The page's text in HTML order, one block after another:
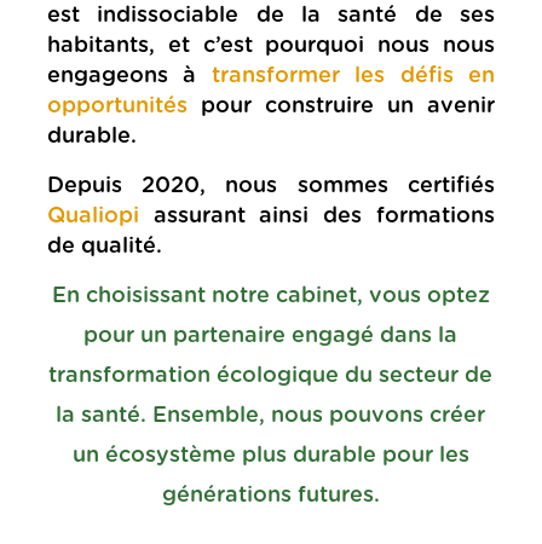
est indissociable de la santé de ses
habitants, et c’est pourquoi nous nous
engageons à transformer les défis en
opportunités pour construire un avenir
durable.
Depuis 2020, nous sommes certifiés
Qualiopi assurant ainsi des formations
de qualité.
En choisissant notre cabinet, vous optez
pour un partenaire engagé dans la
transformation écologique du secteur de
la santé. Ensemble, nous pouvons créer
un écosystème plus durable pour les
générations futures.